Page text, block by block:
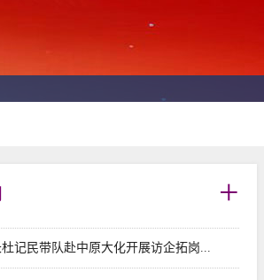
+
记民带队赴中原大化开展访企拓岗...